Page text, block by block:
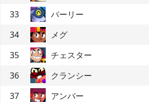
33
バーリー
34
メグ
35
チェスター
36
クランシー
37
アンバー